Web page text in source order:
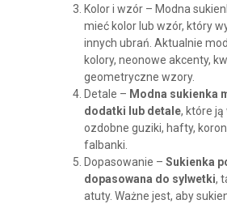
Kolor i wzór – Modna
mieć kolor lub wzór, który
innych ubrań. Aktualnie
kolory, neonowe akcenty,
geometryczne wzory.
Detale – Modna sukienka
dodatki lub detale, które ją
ozdobne guziki, hafty,
falbanki.
Dopasowanie – Sukienka
dopasowana do sylwetki,
atuty. Ważne jest, aby